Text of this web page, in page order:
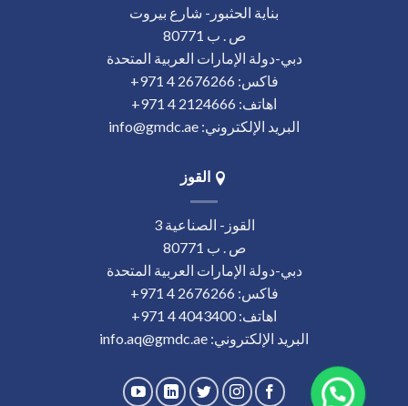
بناية الحثبور- شارع بيروت
ص . ب 80771
دبي-دولة الإمارات العربية المتحدة
فاكس: ‎+971 4 2676266
اهاتف: ‎+971 4 2124666
البريد الإلكتروني: info@gmdc.ae
القوز
القوز- الصناعية 3
ص . ب 80771
دبي-دولة الإمارات العربية المتحدة
فاكس: ‎+971 4 2676266
اهاتف:‎+971 4 4043400
البريد الإلكتروني: info.aq@gmdc.ae